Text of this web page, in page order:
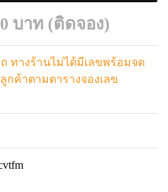
บาท (ติดจอง)
ทางร้านไม่ได้มีเลขพร้อมจด
กค้าตามตารางจองเลข